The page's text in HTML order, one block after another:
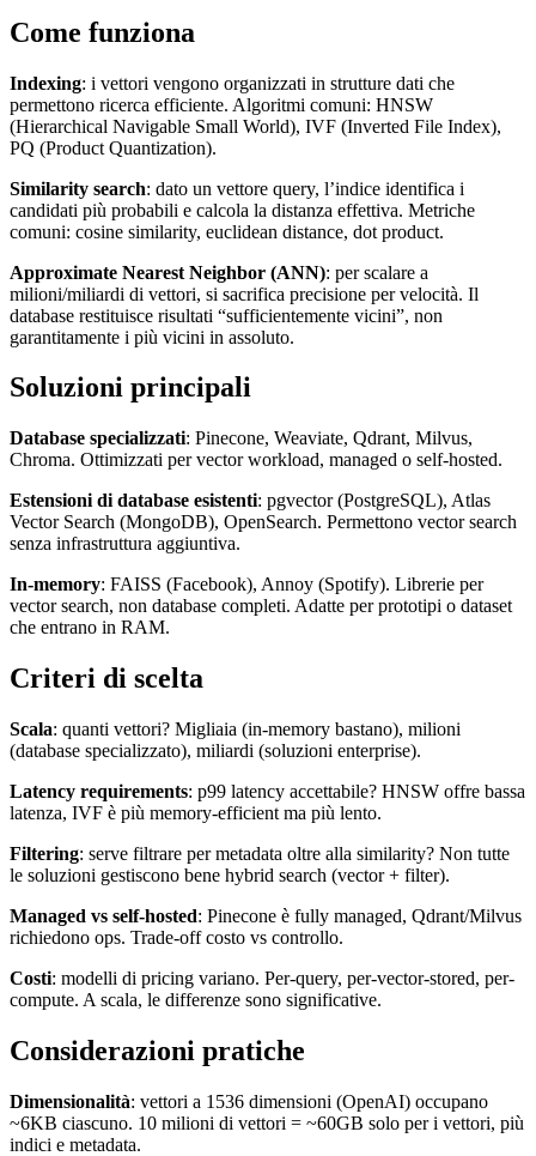
Come funziona
Indexing: i vettori vengono organizzati in strutture dati che
permettono ricerca efficiente. Algoritmi comuni: HNSW
(Hierarchical Navigable Small World), IVF (Inverted File Index),
PQ (Product Quantization).
Similarity search: dato un vettore query, l’indice identifica i
candidati più probabili e calcola la distanza effettiva. Metriche
comuni: cosine similarity, euclidean distance, dot product.
Approximate Nearest Neighbor (ANN): per scalare a
milioni/miliardi di vettori, si sacrifica precisione per velocità. Il
database restituisce risultati “sufficientemente vicini”, non
garantitamente i più vicini in assoluto.
Soluzioni principali
Database specializzati: Pinecone, Weaviate, Qdrant, Milvus,
Chroma. Ottimizzati per vector workload, managed o self-hosted.
Estensioni di database esistenti: pgvector (PostgreSQL), Atlas
Vector Search (MongoDB), OpenSearch. Permettono vector search
senza infrastruttura aggiuntiva.
In-memory: FAISS (Facebook), Annoy (Spotify). Librerie per
vector search, non database completi. Adatte per prototipi o dataset
che entrano in RAM.
Criteri di scelta
Scala: quanti vettori? Migliaia (in-memory bastano), milioni
(database specializzato), miliardi (soluzioni enterprise).
Latency requirements: p99 latency accettabile? HNSW offre bassa
latenza, IVF è più memory-efficient ma più lento.
Filtering: serve filtrare per metadata oltre alla similarity? Non tutte
le soluzioni gestiscono bene hybrid search (vector + filter).
Managed vs self-hosted: Pinecone è fully managed, Qdrant/Milvus
richiedono ops. Trade-off costo vs controllo.
Costi: modelli di pricing variano. Per-query, per-vector-stored, per-
compute. A scala, le differenze sono significative.
Considerazioni pratiche
Dimensionalità: vettori a 1536 dimensioni (OpenAI) occupano
~6KB ciascuno. 10 milioni di vettori = ~60GB solo per i vettori, più
indici e metadata.